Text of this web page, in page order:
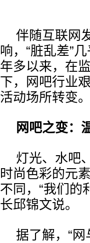
伴随互联网
响，“脏乱差”
年多以来，在
下，网吧行业
活动场所转变。
网吧之变：
灯光、水吧
时尚色彩的元
不同，“我们的
长邱锦文说。
据了解，“